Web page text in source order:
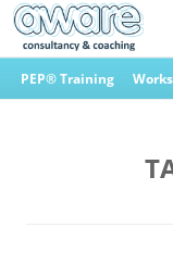
PEP® Training